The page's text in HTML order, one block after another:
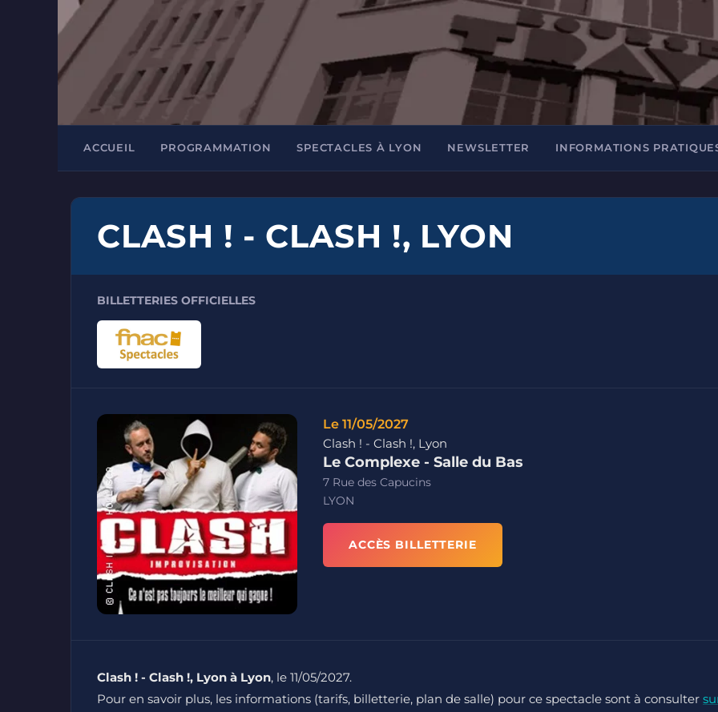
ACCUEIL PROGRAMMATION SPECTACLES À LYON NEWSLETTER INFORMATIONS
CLASH ! - CLASH !, LYON
BILLETTERIES OFFICIELLES
Le 11/05/2027
Clash ! - Clash !, Lyon
Le Complexe - Salle du Bas
7 Rue des Capucins
LYON
ACCÈS BILLETTERIE
Clash ! - Clash !, Lyon à Lyon, le 11/05/2027.
Pour en savoir plus, les informations (tarifs, billetterie, plan de salle) pour ce spectacle sont à consulter